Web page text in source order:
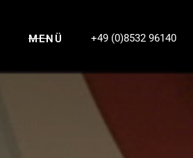
MENÜ +49 (0)8532 96140